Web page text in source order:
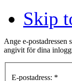
Skip
Ange e-
angivit för dina
E-postadress: *